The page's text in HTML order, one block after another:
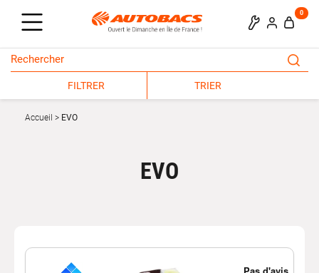
0
FILTRER TRIER
Accueil EVO
EVO